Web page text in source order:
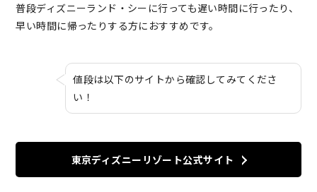
普段ディズニーランド・シーに行っても遅い時間に行ったり、
早い時間に帰ったりする方におすすめです。
値段は以下のサイトから確認してみてくださ
い！
東京ディズニーリゾート公式サイト